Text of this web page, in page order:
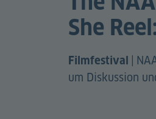
She
Filmfestival
um Diskussion